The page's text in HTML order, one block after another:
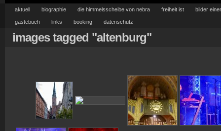
aktuell biographie die himmelsscheibe von nebra freiheit ist bilder
gästebuch links booking datenschutz
images tagged "altenburg"